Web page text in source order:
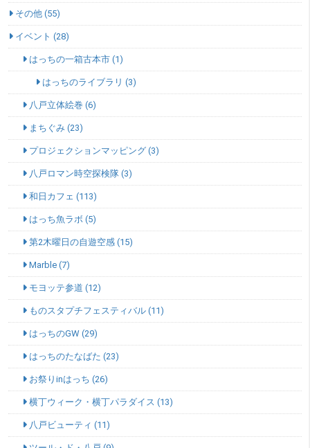
その他 (55)
イベント (28)
はっちの一箱古本市 (1)
はっちのライブラリ (3)
八戸立体絵巻 (6)
まちぐみ (23)
プロジェクションマッピング (3)
八戸ロマン時空探検隊 (3)
和日カフェ (113)
はっち魚ラボ (5)
第2木曜日の自遊空感 (15)
Marble (7)
モヨッテ参道 (12)
ものスタプチフェスティバル (11)
はっちのGW (29)
はっちのたなばた (23)
お祭りinはっち (26)
横丁ウィーク・横丁パラダイス (13)
八戸ビューティ (11)